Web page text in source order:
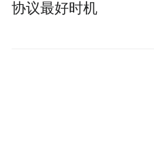
协议最好时机